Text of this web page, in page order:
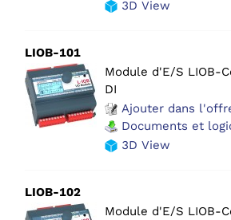
3D View
LIOB-101
Module d'E/S LIOB-
DI
Ajouter dans
Documents et
3D View
LIOB-102
Module d'E/S LIOB-